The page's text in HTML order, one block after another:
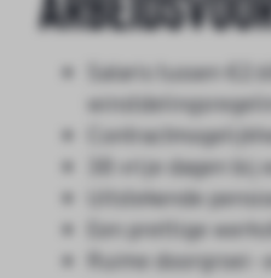
Salaris tussen
38 vrije dagen bij
Uitstekende
Een prettige
Ruime doorgroei-